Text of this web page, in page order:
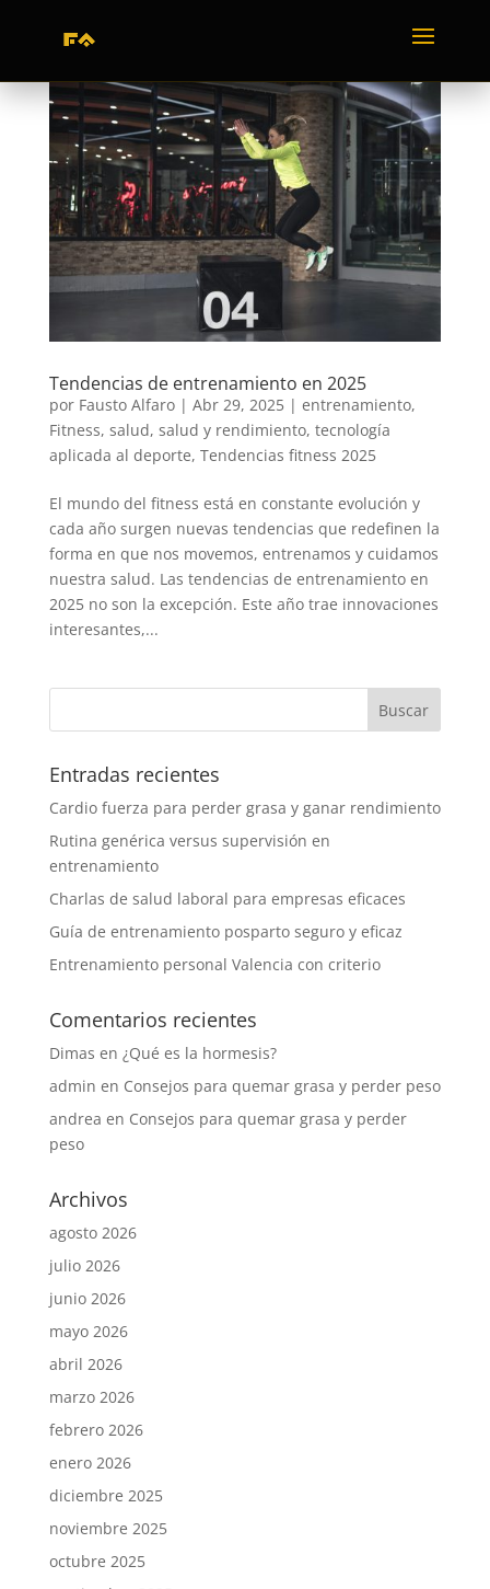
Tendencias de entrenamiento en 2025
por Fausto Alfaro| Abr 29, 2025| entrenamiento,
Fitness, salud, salud y rendimiento, tecnología
aplicada al deporte, Tendencias fitness 2025
El mundo del fitness está en constante evolución y
cada año surgen nuevas tendencias que redefinen la
forma en que nos movemos, entrenamos y cuidamos
nuestra salud. Las tendencias de entrenamiento en
2025 no son la excepción. Este año trae innovaciones
interesantes,...
Entradas recientes
Cardio fuerza para perder grasa y ganar rendimiento
Rutina genérica versus supervisión en
entrenamiento
Charlas de salud laboral para empresas eficaces
Guía de entrenamiento posparto seguro y eficaz
Entrenamiento personal Valencia con criterio
Comentarios recientes
Dimas en ¿Qué es la hormesis?
admin en Consejos para quemar grasa y perder peso
andrea en Consejos para quemar grasa y perder
peso
Archivos
agosto 2026
julio 2026
junio 2026
mayo 2026
abril 2026
marzo 2026
febrero 2026
enero 2026
diciembre 2025
noviembre 2025
octubre 2025